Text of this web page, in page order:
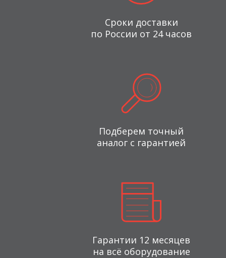
Сроки доставки
по России от 24 часов
Подберем точный
аналог с гарантией
Гарантии 12 месяцев
на всё оборудование